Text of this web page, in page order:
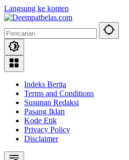
Langsung ke konten
Indeks Berita
Terms and Conditions
Susunan Redaksi
Pasang Iklan
Kode Etik
Privacy Policy
Disclaimer